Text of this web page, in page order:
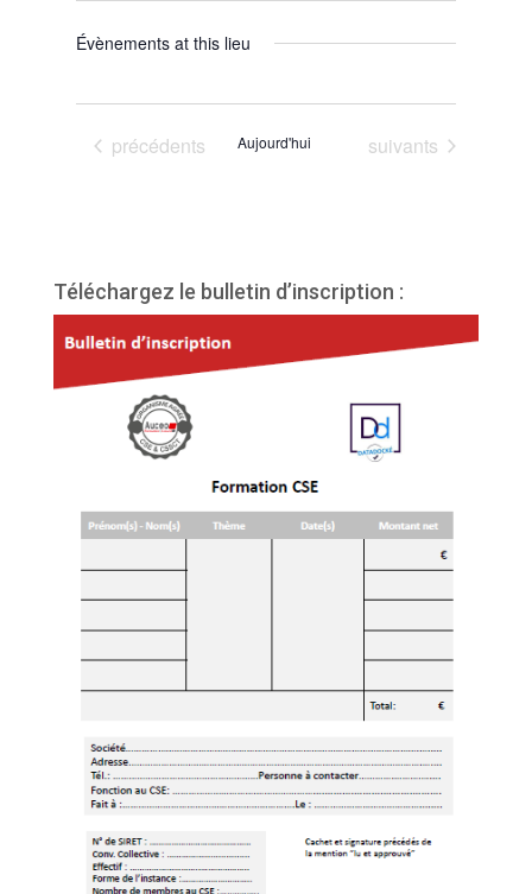
Évènements at this lieu
Évènements
précédents Aujourd'hui Évènements
suivants
Téléchargez le bulletin d’inscription :